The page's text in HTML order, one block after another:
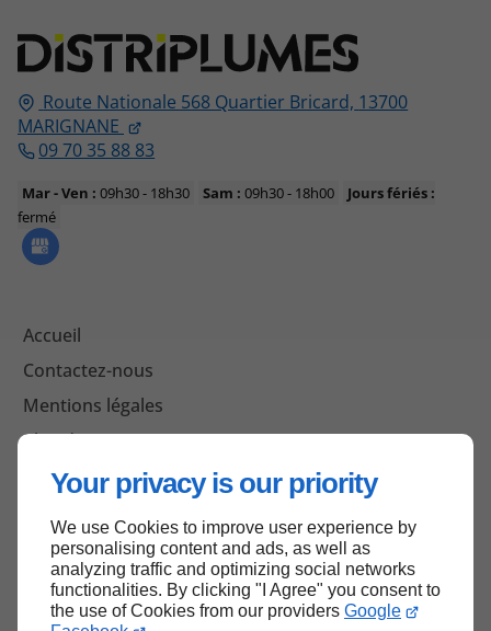
Your privacy is our priority
We use Cookies to improve user experience by
personalising content and ads, as well as
analyzing traffic and optimizing social networks
functionalities. By clicking "I Agree" you consent to
the use of Cookies from our providers Google
Route Nationale 568 Quartier Bricard, 13700
MARIGNANE
09 70 35 88 83
Mar - Ven : 09h30 - 18h30 Sam : 09h30 - 18h00
Jours fériés :
fermé
Accueil
Contactez-nous
Mentions légales
Plan du site
Haut de page